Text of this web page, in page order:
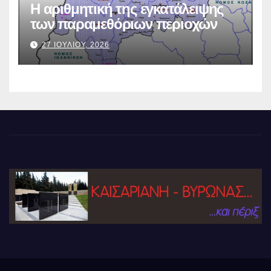
Η αριθμητική της εγκατάλειψης
των παραμεθόριων περιοχών
27 ΙΟΥΛΙΟΥ, 2026